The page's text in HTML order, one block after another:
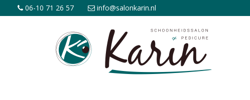
06-10 71 26 57 info@salonkarin.nl